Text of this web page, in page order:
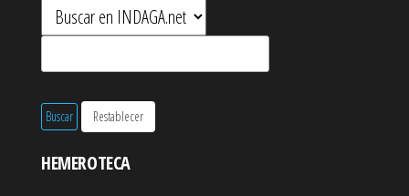
HEMEROTECA